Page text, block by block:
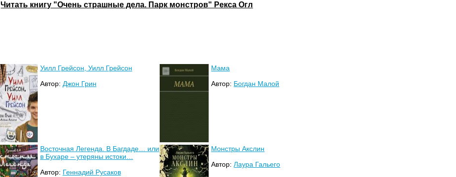
Читать книгу "Очень страшные дела. Парк монстров" Рекса Огл
Уилл Грейсон, Уилл Грейсон
Автор: Джон Грин
Мама
Автор: Богдан Малой
Восточная Легенда. В Багдаде… или
в Бухаре – утеряны истоки…
Автор: Геннадий Русаков
Монстры Акслин
Автор:Лаура Гальего